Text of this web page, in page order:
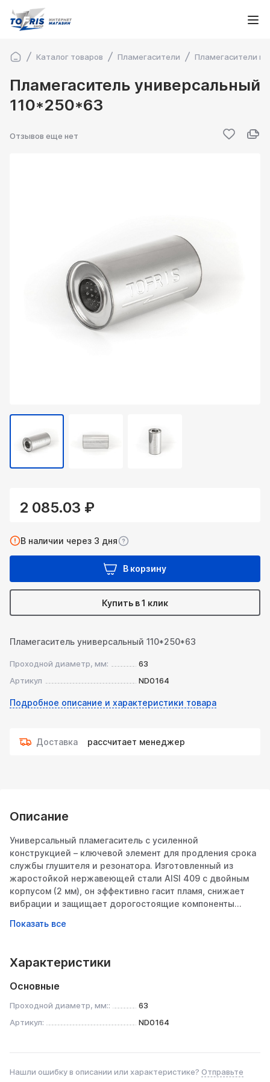
Каталог товаров Пламегасители Пламегасители
Пламегаситель универсальный
110*250*63
Отзывов еще нет
2 085.03 ₽
В наличии через 3 дня
В корзину
Купить в 1 клик
Пламегаситель универсальный 110*250*63
Проходной диаметр, мм:
63
Артикул
ND0164
Подробное описание и характеристики товара
Доставка рассчитает менеджер
Описание
Универсальный пламегаситель с усиленной
конструкцией – ключевой элемент для продления срока
службы глушителя и резонатора. Изготовленный из
жаростойкой нержавеющей стали AISI 409 с двойным
корпусом (2 мм), он эффективно гасит пламя, снижает
вибрации и защищает дорогостоящие компоненты
«банок» или интеграции в тюнинговые системы.
1. Двойной корпус из AISI 409
при агрессивной эксплуатации.
• Сталь AISI 409:
o Термостойкость до 900°C (кратковременно – до
o Оптимальна для выхлопных газов и реагентов.
• Пространство между стенками: Дополнительная
Характеристики
Основные
Проходной диаметр, мм::
63
Артикул:
ND0164
Нашли ошибку в описании или характеристике? Отправьте